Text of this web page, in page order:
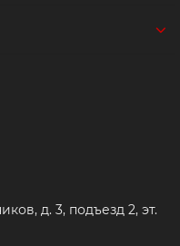
д. 3, подъезд 2, эт.